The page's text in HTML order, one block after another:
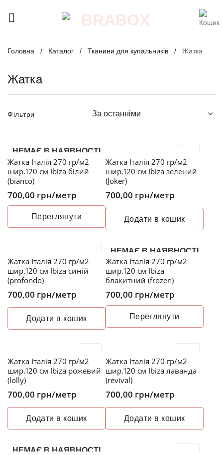
Головна / Каталог / Тканини для купальників / Жатка
Жатка
Фільтри
НЕМАЄ В НАЯВНОСТІ
Жатка Італія 270 гр/м2
шир.120 см Ibiza білий
(bianco)
700,00 грн/метр
Переглянути
Жатка Італія 270 гр/м2
шир.120 см Ibiza зелений
(Joker)
700,00 грн/метр
Додати в кошик
Жатка Італія 270 гр/м2
шир.120 см Ibiza синій
(profondo)
700,00 грн/метр
Додати в кошик
НЕМАЄ В НАЯВНОСТІ
Жатка Італія 270 гр/м2
шир.120 см Ibiza
блакитний (frozen)
700,00 грн/метр
Переглянути
Жатка Італія 270 гр/м2
шир.120 см Ibiza рожевий
(lolly)
700,00 грн/метр
Додати в кошик
Жатка Італія 270 гр/м2
шир.120 см Ibiza лаванда
(revival)
700,00 грн/метр
Додати в кошик
НЕМАЄ В НАЯВНОСТІ